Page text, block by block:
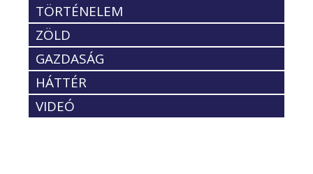
TÖRTÉNELEM
ZÖLD
GAZDASÁG
HÁTTÉR
VIDEÓ